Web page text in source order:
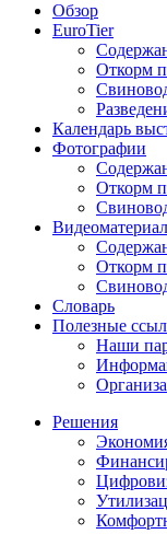
Обзор
EuroTier
Откорм
Календарь
Фотографии
Откорм
Откорм
Словарь
Полезные
Наши
Решения